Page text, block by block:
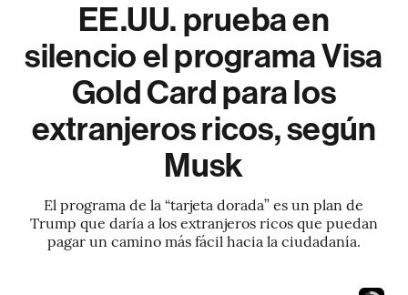
EE.UU. prueba en
silencio el programa Visa
Gold Card para los
extranjeros ricos, según
Musk
El programa de la “tarjeta dorada” es un plan de
Trump que daría a los extranjeros ricos que puedan
pagar un camino más fácil hacia la ciudadanía.